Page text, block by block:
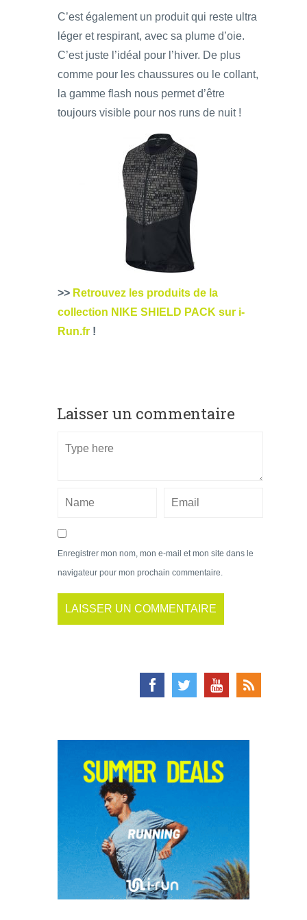
C’est également un produit qui reste ultra
léger et respirant, avec sa plume d’oie.
C’est juste l’idéal pour l’hiver. De plus
comme pour les chaussures ou le collant,
la gamme flash nous permet d’être
toujours visible pour nos runs de nuit !
>> Retrouvez les produits de la
collection NIKE SHIELD PACK sur i-
Run.fr !
Laisser un commentaire
Enregistrer mon nom, mon e-mail et mon site dans le
navigateur pour mon prochain commentaire.